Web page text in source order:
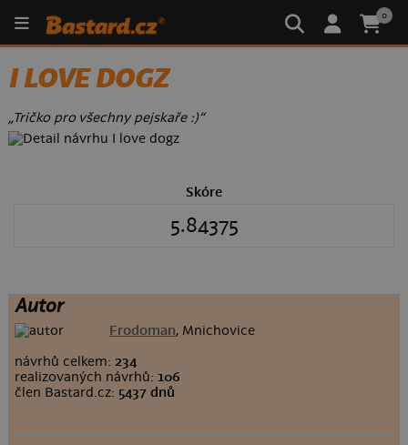
0
I LOVE DOGZ
„Tričko pro všechny pejskaře :)“
Skóre
5.84375
Autor
Frodoman, Mnichovice
návrhů celkem:234
realizovaných návrhů: 106
člen Bastard.cz: 5437 dnů